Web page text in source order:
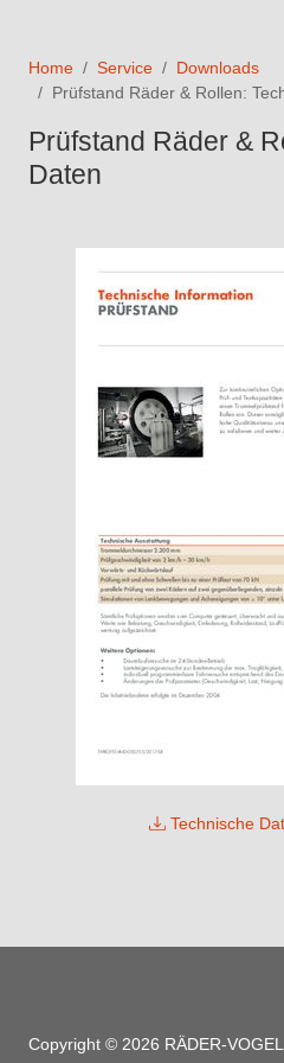
Home Service
Downloads
Prüfstand Räder & Rollen:
Prüfstand Räder &
Daten
Technische
Copyright © 2026 RÄDER-VOGEL